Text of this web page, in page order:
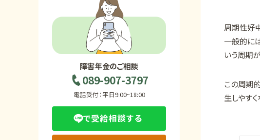
障害年金の基礎知識
障害年金の金額
周期性好
一般的に
いう周期
この周期
生しやすく
障害年金のご相談
089-907-3797
電話受付：平日9:00~18:00
で受給相談する